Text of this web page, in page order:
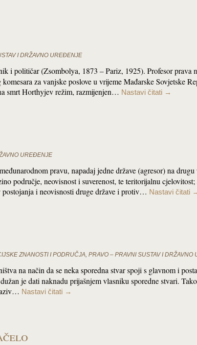
I DRŽAVNO UREĐENJE
i političar (Zsombolya, 1873 – Pariz, 1925). Profesor prava
za vanjske poslove u vrijeme Mađarske Sovjetske
smrt Horthyjev režim, razmijenjen… Nastavi čitati →
UREĐENJE
pravu, napadaj jedne države (agresor) na
područje, neovisnost i suverenost, te teritorijalnu cjelovitost;
i neovisnosti druge države i protiv… Nastavi čitati
ZNANOSTI I PODRUČJA, PRAVO – PRAVNI SUSTAV I DRŽAVNO
na način da se neka sporedna stvar spoji s glavnom i
je dati naknadu prijašnjem vlasniku sporedne stvari.
Nastavi čitati →